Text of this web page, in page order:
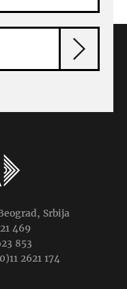
Srbija
469
853
2621 174